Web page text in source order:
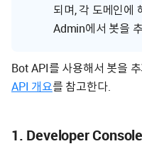
되며, 각 도메인에
Admin에서 봇을
Bot API를 사용해서 봇을
API 개요를 참고한다.
1. Developer